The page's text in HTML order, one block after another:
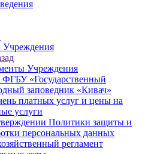
Учреждения
ФГБУ «Государственный
заповедник «Кивач»
платных услуг и цены на
услуги
Политики защиты и
персональных данных
регламент